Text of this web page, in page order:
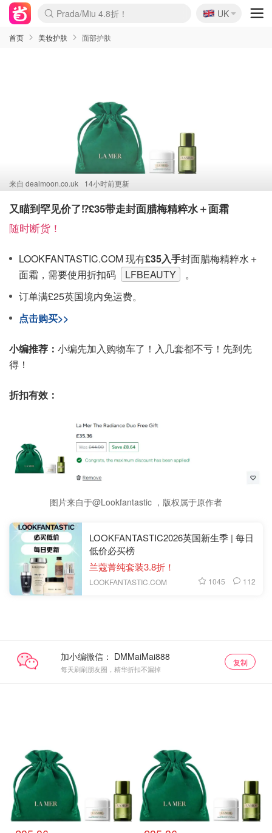
麦卢卡蜂蜜夏促！个位数！
Prada/Miu 4.8折！
啥？必胜客披萨5折！
🇬🇧
UK
首页 美妆护肤 面部护肤
来自 dealmoon.co.uk 14小时前更新
又瞄到罕见价了⁉️£35带走封面腊梅精粹水＋面霜
随时断货！
LOOKFANTASTIC.COM 现有£35入手封面腊梅精粹水＋
面霜，需要使用折扣码
LFBEAUTY
。
订单满£25英国境内免运费。
点击购买>>
小编推荐： 小编先加入购物车了！入几套都不亏！先到先
得！
折扣有效：
图片来自于@Lookfantastic ，版权属于原作者
LOOKFANTASTIC2026英国新生季 | 每日
低价必买榜
兰蔻菁纯套装3.8折！
LOOKFANTASTIC.COM 1045 112
加小编微信：
每天刷刷朋友圈，精华折扣不漏掉
复制